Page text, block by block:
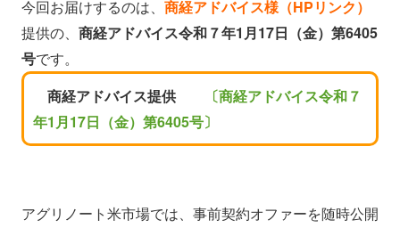
今回お届けするのは、 商経アドバイス様（HPリンク）
提供の、 商経アドバイス令和７年1月17日（金）第6405
号です。
商経アドバイス提供
〔商経アドバイス令和７
年1月17日（金）第6405号〕
アグリノート米市場では、事前契約オファーを随時公開